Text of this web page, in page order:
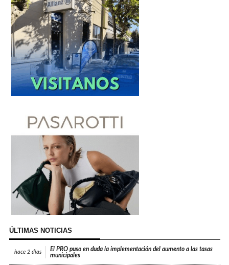
ÚLTIMAS NOTICIAS
hace 2 días
El PRO puso en duda la implementación del aumento a las tasas
municipales